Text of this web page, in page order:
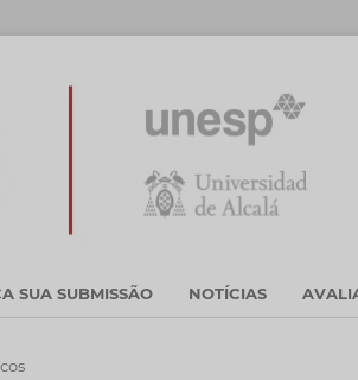
SUA SUBMISSÃO NOTÍCIAS